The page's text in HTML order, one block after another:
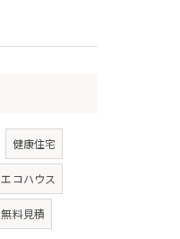
健康住宅
エコハウス
無料見積